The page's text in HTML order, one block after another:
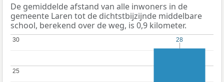
De gemiddelde afstand van alle inwoners in de
gemeente Laren tot de dichtstbijzijnde middelbare
school, berekend over de weg, is 0,9 kilometer.
25
25
30
30 28
28